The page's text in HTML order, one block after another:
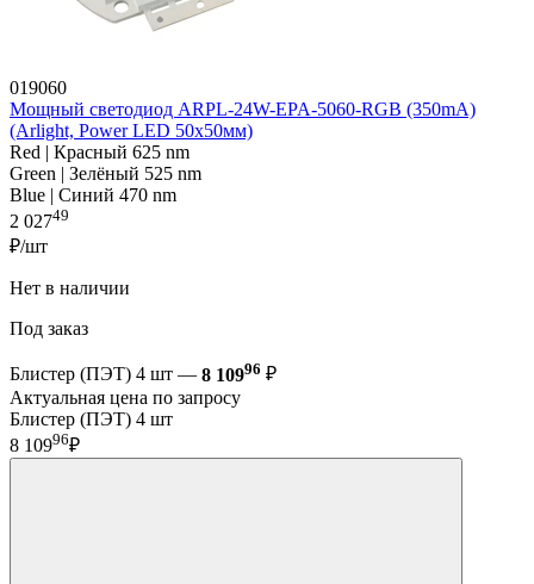
019060
Мощный светодиод ARPL-24W-EPA-5060-RGB (350mA)
(Arlight, Power LED 50x50мм)
Red | Красный 625 nm
Green | Зелёный 525 nm
Blue | Синий 470 nm
2 02749
₽/шт
Нет в наличии
Под заказ
Блистер (ПЭТ) 4 шт — 8 10996 ₽
Актуальная цена по запросу
Блистер (ПЭТ) 4 шт
8 10996₽